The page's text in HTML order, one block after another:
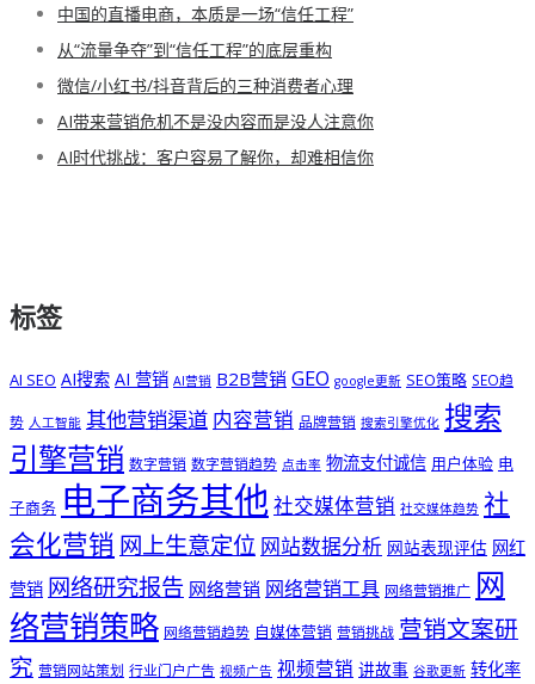
中国的直播电商，本质是一场“信任工程”
从“流量争夺”到“信任工程”的底层重构
微信/小红书/抖音背后的三种消费者心理
AI带来营销危机不是没内容而是没人注意你
AI时代挑战：客户容易了解你，却难相信你
标签
AI SEO AI搜索 AI 营销 AI营销 B2B营销 GEO google更新 SEO策略 SEO趋
势 人工智能 其他营销渠道 内容营销 品牌营销 搜索引擎优化 搜索
引擎营销 数字营销 数字营销趋势 点击率 物流支付诚信 用户体验 电
子商务 电子商务其他社交媒体营销 社交媒体趋势 社
会化营销 网上生意定位 网站数据分析 网站表现评估 网红
营销 网络研究报告 网络营销 网络营销工具 网络营销推广 网
络营销策略 网络营销趋势 自媒体营销 营销挑战 营销文案研
究 营销网站策划 行业门户广告 视频广告 视频营销 讲故事 谷歌更新 转化率